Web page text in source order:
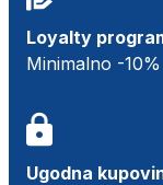
Loyalty
Minimalno -
Ugodna